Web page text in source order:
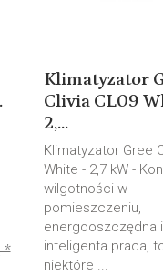
*
Klimatyzator
Clivia CL09
2,...
Klimatyzator Gree
White - 2,7 kW -
wilgotności w
pomieszczeniu,
energooszczędna i
inteligenta praca,
niektóre ...